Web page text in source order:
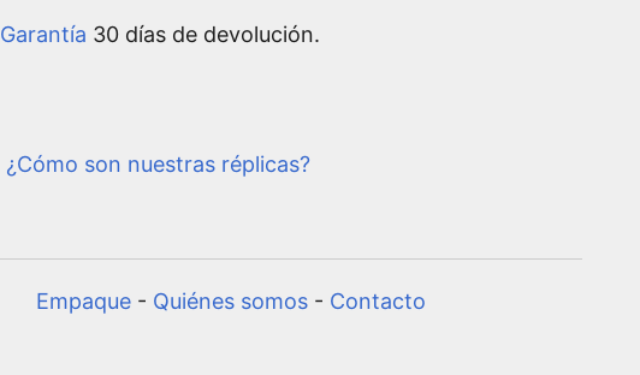
Garantía 30 días de devolución.
¿Cómo son nuestras réplicas?
Empaque - Quiénes somos - Contacto